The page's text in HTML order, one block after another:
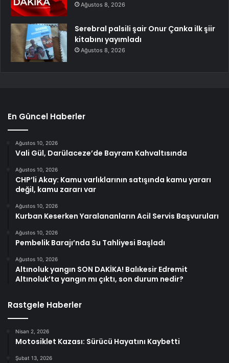
Ağustos 8, 2026
Serebral palsili şair Onur Çanka ilk şiir
kitabını yayımladı
Ağustos 8, 2026
En Güncel Haberler
Ağustos 10, 2026
Vali Gül, Darülaceze’de Bayram Kahvaltısında
Ağustos 10, 2026
CHP’li Akay: Kamu varlıklarının satışında kamu yararı
değil, kamu zararı var
Ağustos 10, 2026
Kurban Keserken Yaralananların Acil Servis Başvuruları
Ağustos 10, 2026
Pembelik Barajı’nda Su Tahliyesi Başladı
Ağustos 10, 2026
Altınoluk yangın SON DAKİKA! Balıkesir Edremit
Altınoluk’ta yangın mı çıktı, son durum nedir?
Rastgele Haberler
Nisan 2, 2026
Motosiklet Kazası: Sürücü Hayatını Kaybetti
Şubat 13, 2026